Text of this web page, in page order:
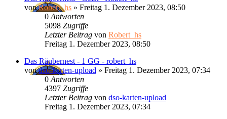
vonRobert_hs » Freitag 1. Dezember 2023, 08:50
0Antworten
5098 Zugriffe
Letzter Beitrag von Robert_hs
Freitag 1. Dezember 2023, 08:50
Das Räubernest - 1 GG - robert_hs
vondso-karten-upload » Freitag 1. Dezember 2023, 07:34
0Antworten
4397 Zugriffe
Letzter Beitrag von dso-karten-upload
Freitag 1. Dezember 2023, 07:34